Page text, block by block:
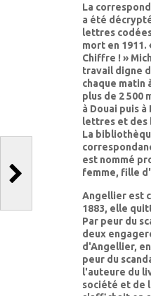
La
a été
lettres
mort en 1911.
Chiffre ! »
travail digne
chaque matin
plus de 2 500
à Douai puis
lettres et des
La
est nommé
femme, fille
Angellier est
1883, elle
Par peur du
deux
d'Angellier,
peur du
l'auteure du
société et de